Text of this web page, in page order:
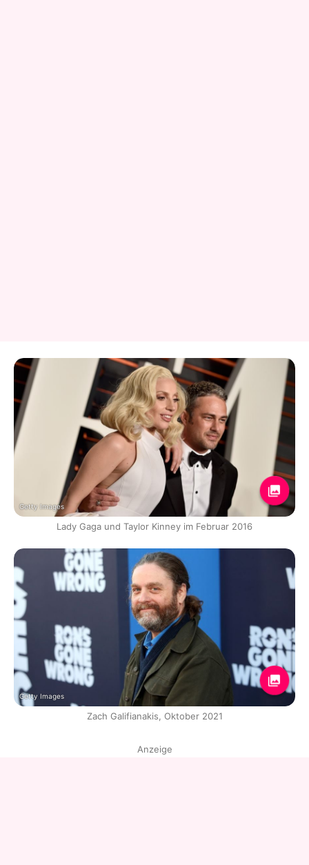
Getty Images
Lady Gaga und Taylor Kinney im Februar 2016
Getty Images
Zach Galifianakis, Oktober 2021
Anzeige